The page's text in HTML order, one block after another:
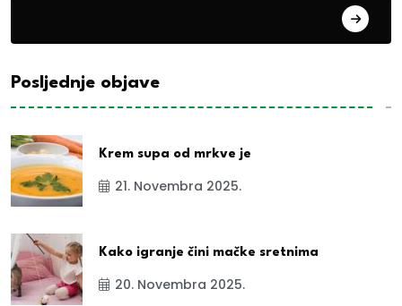
Posljednje objave
Krem supa od mrkve je
21. Novembra 2025.
Kako igranje čini mačke sretnima
20. Novembra 2025.